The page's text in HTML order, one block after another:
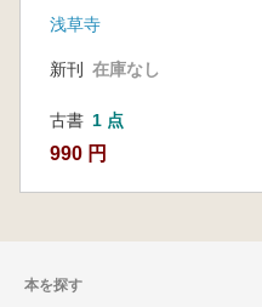
浅草寺
新刊 在庫なし
古書 1 点
990 円
本を探す